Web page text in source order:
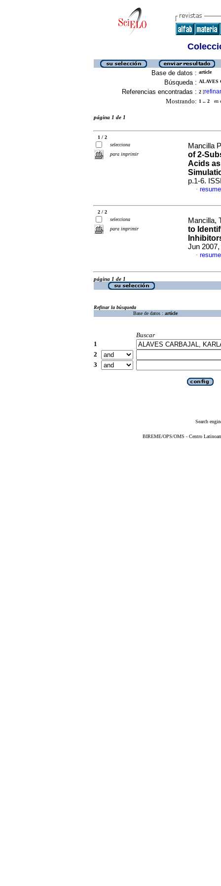
Base de datos : article
Búsqueda : ALAVES
Referencias encontradas : 2 [refinar
Mostrando: 1 .. 2 en
página 1 de 1
1 / 2
selecciona
para imprimir
Mancilla
of 2-
Acids
p.1-6.
·
2 / 2
selecciona
para imprimir
Mancilla,
to
Jun
·
página 1 de 1
Refinar la búsqueda
Base de datos : article
Buscar
1
2
3
Search
BIREME/OPS/OMS - Centro